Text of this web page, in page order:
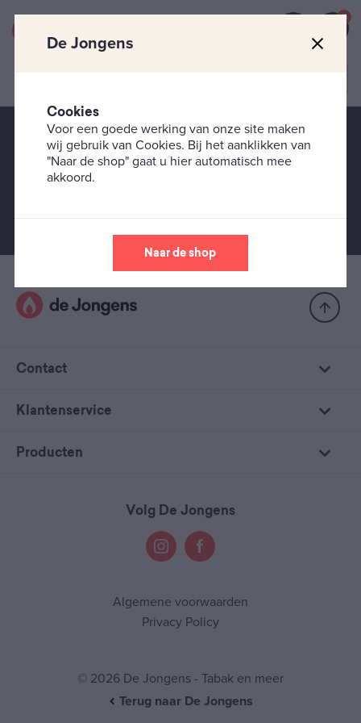
0
Service van De Jongens
Contact
Klantenservice
Producten
Volg De Jongens
Algemene voorwaarden
Privacy Policy
© 2026 De Jongens - Tabak en meer
Terug naar De Jongens
De Jongens
Cookies
Voor een goede werking van onze site maken
wij gebruik van Cookies. Bij het aanklikken van
"Naar de shop" gaat u hier automatisch mee
akkoord.
Naar de shop